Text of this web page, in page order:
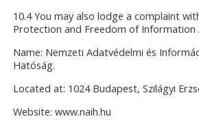
10.4 You may also lodge a complaint
Protection and Freedom of Information
Name: Nemzeti Adatvédelmi és
Hatóság.
Located at: 1024 Budapest, Szilágyi
Website: www.naih.hu